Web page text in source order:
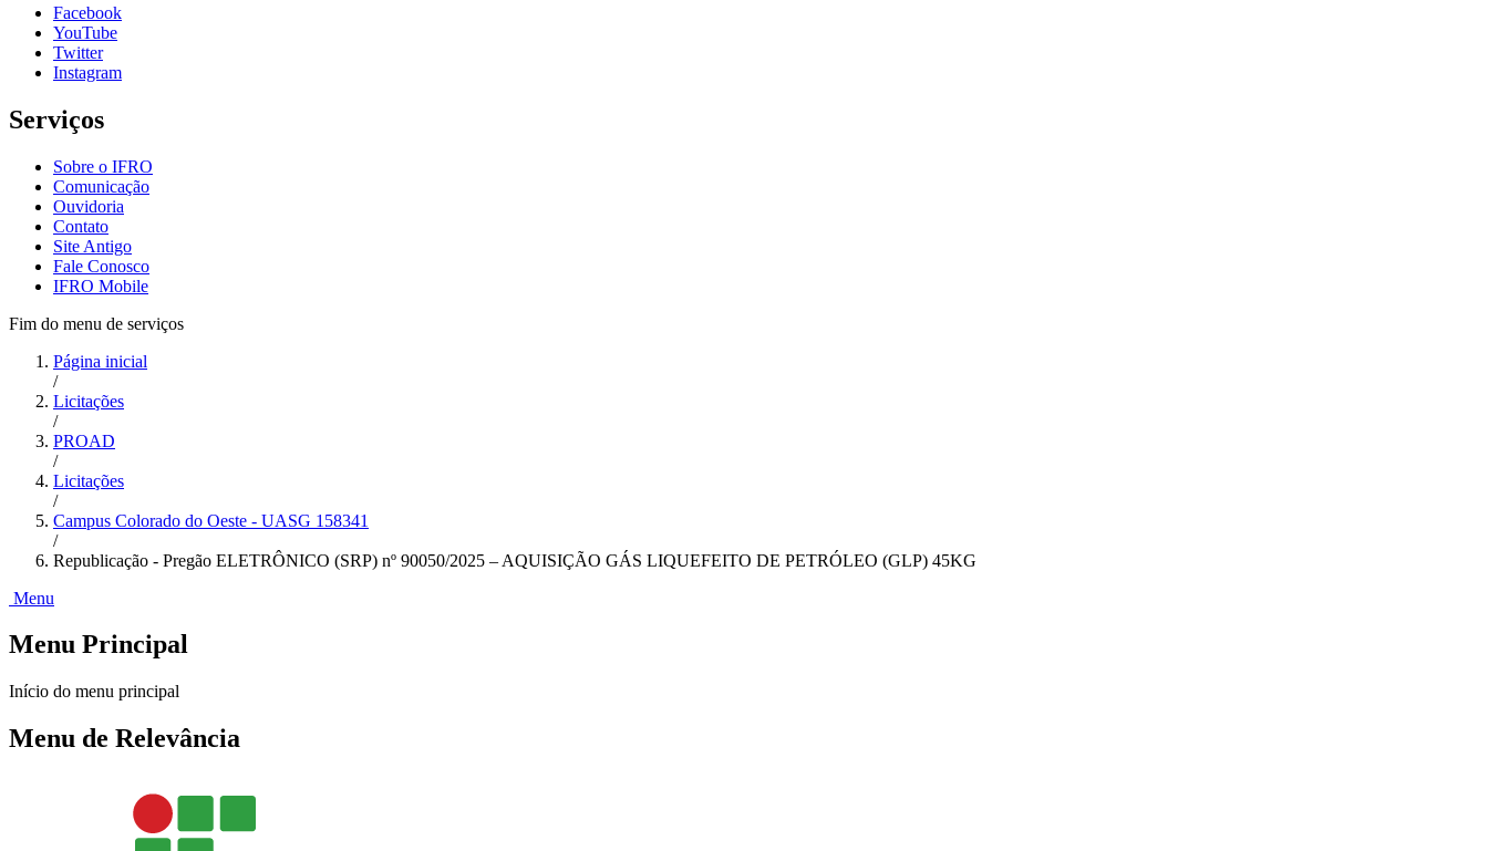
Facebook
YouTube
Twitter
Instagram
Serviços
Sobre o IFRO
Comunicação
Ouvidoria
Contato
Site Antigo
Fale Conosco
IFRO Mobile
Fim do menu de serviços
Página inicial
/
Licitações
/
PROAD
/
Licitações
/
Campus Colorado do Oeste - UASG 158341
/
Republicação - Pregão ELETRÔNICO (SRP) nº 90050/2025 – AQUISIÇÃO GÁS LIQUEFEITO DE PETRÓLEO (GLP) 45KG
Menu
Menu Principal
Início do menu principal
Menu de Relevância